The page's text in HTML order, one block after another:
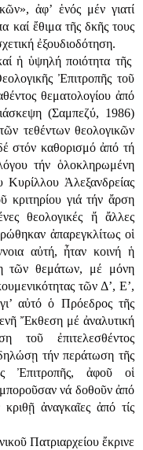
ἀφ’ ἑνός μέν γιατί
καί ἔθιμα τῆς δκῆς τους
ἐξουδιοδότηση.
ἡ ὑψηλή ποιότητα τῆς
Ἐπιτροπῆς τοῦ
θεματολογίου ἀπό
(Σαμπεζύ, 1986)
τεθέντων θεολογικῶν
στόν καθορισμό ἀπό τή
τήν ὁλοκληρωμένη
Κυρίλλου Ἀλεξανδρείας
κριτηρίου γιά τήν ἄρση
θεολογικές ἤ ἄλλες
ἀπαρεγκλίτως οἱ
αὐτή, ἦταν κοινή ἡ
τῶν θεμάτων, μέ μόνη
τῶν Δ’, Ε’,
αὐτό ὁ Πρόεδρος τῆς
Ἔκθεση μέ ἀναλυτική
τοῦ ἐπιτελεσθέντος
τήν περάτωση τῆς
Ἐπιτροπῆς, ἀφοῦ οἱ
μποροῦσαν νά δοθοῦν ἀπό
κριθῇ ἀναγκαῖες ἀπό τίς
Πατριαρχείου ἔκρινε